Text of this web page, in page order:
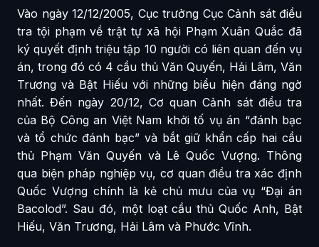
Vào ngày 12/12/2005, Cục trưởng Cục Cảnh sát điều
tra tội phạm về trật tự xã hội Phạm Xuân Quắc đã
ký quyết định triệu tập 10 người có liên quan đến vụ
án, trong đó có 4 cầu thủ Văn Quyến, Hải Lâm, Văn
Trương và Bật Hiếu với những biểu hiện đáng ngờ
nhất. Đến ngày 20/12, Cơ quan Cảnh sát điều tra
của Bộ Công an Việt Nam khởi tố vụ án “đánh bạc
và tổ chức đánh bạc” và bắt giữ khẩn cấp hai cầu
thủ Phạm Văn Quyến và Lê Quốc Vượng. Thông
qua biện pháp nghiệp vụ, cơ quan điều tra xác định
Quốc Vượng chính là kẻ chủ mưu của vụ “Đại án
Bacolod”. Sau đó, một loạt cầu thủ Quốc Anh, Bật
Hiếu, Văn Trương, Hải Lâm và Phước Vĩnh.